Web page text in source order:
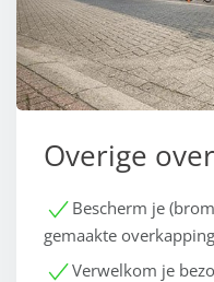
Overige
Bescherm je
gemaakte overkapping
Verwelkom je